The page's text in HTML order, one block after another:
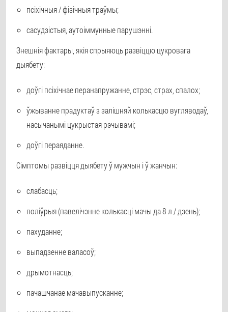
псіхічныя / фізічныя траўмы;
сасудзістыя, аутоіммунные парушэнні.
Знешнія фактары, якія спрыяюць развіццю цукровага
дыябету:
доўгі псіхічнае перанапружанне, стрэс, страх, спалох;
ўжыванне прадуктаў з залішняй колькасцю вугляводаў,
насычанымі цукрыстая рэчывамі;
доўгі пераяданне.
Сімптомы развіцця дыябету ў мужчын і ў жанчын:
слабасць;
поліўрыя (павелічэнне колькасці мачы да 8 л / дзень);
пахуданне;
выпадзенне валасоў;
дрымотнасць;
пачашчанае мачавыпусканне;